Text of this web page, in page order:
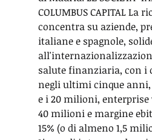
COLUMBUS CAPITAL La
concentra su aziende,
italiane e spagnole,
salute finanziaria, con i
negli ultimi cinque
e i 20 milioni,
40 milioni e margine
15% (o di almeno 1,5